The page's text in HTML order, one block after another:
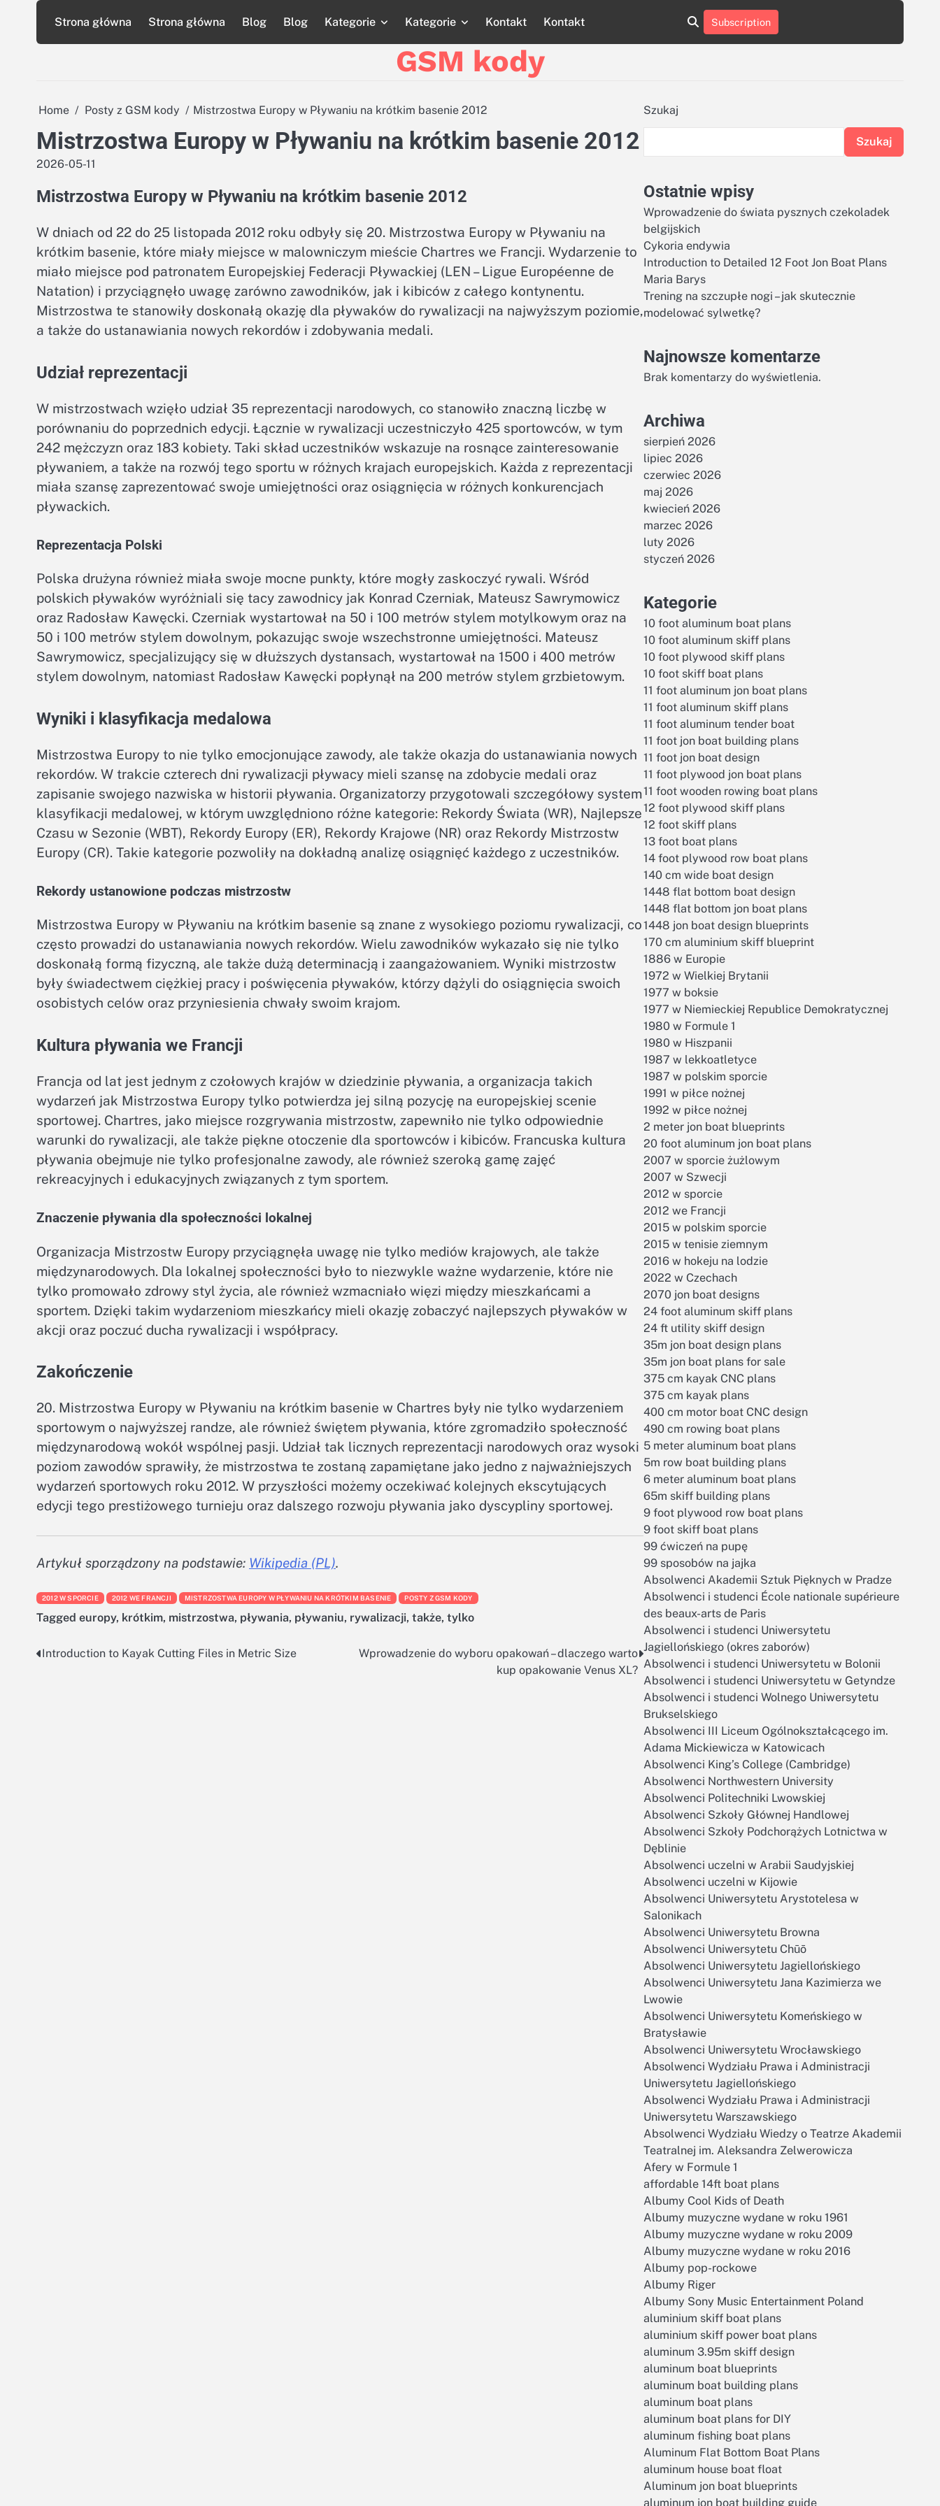
content
Strona główna Strona główna Blog Blog Kategorie Kategorie Kontakt Kontakt
główna
główna
aluminumboatplans.com
ujednoznaczniające
aluminumboatplans.com
Kontakt
Kontakt
Subscription
GSM kody
Home Posty z GSM kody Mistrzostwa Europy w Pływaniu na krótkim basenie 2012
Mistrzostwa Europy w Pływaniu na krótkim basenie 2012
2026-05-11
Mistrzostwa Europy w Pływaniu na krótkim basenie 2012
W dniach od 22 do 25 listopada 2012 roku odbyły się 20. Mistrzostwa Europy w Pływaniu na
krótkim basenie, które miały miejsce w malowniczym mieście Chartres we Francji. Wydarzenie to
miało miejsce pod patronatem Europejskiej Federacji Pływackiej (LEN – Ligue Européenne de
Natation) i przyciągnęło uwagę zarówno zawodników, jak i kibiców z całego kontynentu.
Mistrzostwa te stanowiły doskonałą okazję dla pływaków do rywalizacji na najwyższym poziomie,
a także do ustanawiania nowych rekordów i zdobywania medali.
Udział reprezentacji
W mistrzostwach wzięło udział 35 reprezentacji narodowych, co stanowiło znaczną liczbę w
porównaniu do poprzednich edycji. Łącznie w rywalizacji uczestniczyło 425 sportowców, w tym
242 mężczyzn oraz 183 kobiety. Taki skład uczestników wskazuje na rosnące zainteresowanie
pływaniem, a także na rozwój tego sportu w różnych krajach europejskich. Każda z reprezentacji
miała szansę zaprezentować swoje umiejętności oraz osiągnięcia w różnych konkurencjach
pływackich.
Reprezentacja Polski
Polska drużyna również miała swoje mocne punkty, które mogły zaskoczyć rywali. Wśród
polskich pływaków wyróżniali się tacy zawodnicy jak Konrad Czerniak, Mateusz Sawrymowicz
oraz Radosław Kawęcki. Czerniak wystartował na 50 i 100 metrów stylem motylkowym oraz na
50 i 100 metrów stylem dowolnym, pokazując swoje wszechstronne umiejętności. Mateusz
Sawrymowicz, specjalizujący się w dłuższych dystansach, wystartował na 1500 i 400 metrów
stylem dowolnym, natomiast Radosław Kawęcki popłynął na 200 metrów stylem grzbietowym.
Wyniki i klasyfikacja medalowa
Mistrzostwa Europy to nie tylko emocjonujące zawody, ale także okazja do ustanawiania nowych
rekordów. W trakcie czterech dni rywalizacji pływacy mieli szansę na zdobycie medali oraz
zapisanie swojego nazwiska w historii pływania. Organizatorzy przygotowali szczegółowy system
klasyfikacji medalowej, w którym uwzględniono różne kategorie: Rekordy Świata (WR), Najlepsze
Czasu w Sezonie (WBT), Rekordy Europy (ER), Rekordy Krajowe (NR) oraz Rekordy Mistrzostw
Europy (CR). Takie kategorie pozwoliły na dokładną analizę osiągnięć każdego z uczestników.
Rekordy ustanowione podczas mistrzostw
Mistrzostwa Europy w Pływaniu na krótkim basenie są znane z wysokiego poziomu rywalizacji, co
często prowadzi do ustanawiania nowych rekordów. Wielu zawodników wykazało się nie tylko
doskonałą formą fizyczną, ale także dużą determinacją i zaangażowaniem. Wyniki mistrzostw
były świadectwem ciężkiej pracy i poświęcenia pływaków, którzy dążyli do osiągnięcia swoich
osobistych celów oraz przyniesienia chwały swoim krajom.
Kultura pływania we Francji
Francja od lat jest jednym z czołowych krajów w dziedzinie pływania, a organizacja takich
wydarzeń jak Mistrzostwa Europy tylko potwierdza jej silną pozycję na europejskiej scenie
sportowej. Chartres, jako miejsce rozgrywania mistrzostw, zapewniło nie tylko odpowiednie
warunki do rywalizacji, ale także piękne otoczenie dla sportowców i kibiców. Francuska kultura
pływania obejmuje nie tylko profesjonalne zawody, ale również szeroką gamę zajęć
rekreacyjnych i edukacyjnych związanych z tym sportem.
Znaczenie pływania dla społeczności lokalnej
Organizacja Mistrzostw Europy przyciągnęła uwagę nie tylko mediów krajowych, ale także
międzynarodowych. Dla lokalnej społeczności było to niezwykle ważne wydarzenie, które nie
tylko promowało zdrowy styl życia, ale również wzmacniało więzi między mieszkańcami a
sportem. Dzięki takim wydarzeniom mieszkańcy mieli okazję zobaczyć najlepszych pływaków w
akcji oraz poczuć ducha rywalizacji i współpracy.
Zakończenie
20. Mistrzostwa Europy w Pływaniu na krótkim basenie w Chartres były nie tylko wydarzeniem
sportowym o najwyższej randze, ale również świętem pływania, które zgromadziło społeczność
międzynarodową wokół wspólnej pasji. Udział tak licznych reprezentacji narodowych oraz wysoki
poziom zawodów sprawiły, że mistrzostwa te zostaną zapamiętane jako jedno z najważniejszych
wydarzeń sportowych roku 2012. W przyszłości możemy oczekiwać kolejnych ekscytujących
edycji tego prestiżowego turnieju oraz dalszego rozwoju pływania jako dyscypliny sportowej.
Artykuł sporządzony na podstawie: Wikipedia (PL).
2012 W SPORCIE 2012 WE FRANCJI MISTRZOSTWA EUROPY W PŁYWANIU NA KRÓTKIM BASENIE POSTY Z GSM KODY
Tagged europy, krótkim, mistrzostwa, pływania, pływaniu, rywalizacji, także, tylko
Nawigacja
Introduction to Kayak Cutting Files in Metric Size
Wprowadzenie do wyboru opakowań – dlaczego warto
kup opakowanie Venus XL?
Szukaj
Szukaj
Ostatnie wpisy
Wprowadzenie do świata pysznych czekoladek
belgijskich
Cykoria endywia
Introduction to Detailed 12 Foot Jon Boat Plans
Maria Barys
Trening na szczupłe nogi – jak skutecznie
modelować sylwetkę?
Najnowsze komentarze
Brak komentarzy do wyświetlenia.
Archiwa
sierpień 2026
lipiec 2026
czerwiec 2026
maj 2026
kwiecień 2026
marzec 2026
luty 2026
styczeń 2026
Kategorie
10 foot aluminum boat plans
10 foot aluminum skiff plans
10 foot plywood skiff plans
10 foot skiff boat plans
11 foot aluminum jon boat plans
11 foot aluminum skiff plans
11 foot aluminum tender boat
11 foot jon boat building plans
11 foot jon boat design
11 foot plywood jon boat plans
11 foot wooden rowing boat plans
12 foot plywood skiff plans
12 foot skiff plans
13 foot boat plans
14 foot plywood row boat plans
140 cm wide boat design
1448 flat bottom boat design
1448 flat bottom jon boat plans
1448 jon boat design blueprints
170 cm aluminium skiff blueprint
1886 w Europie
1972 w Wielkiej Brytanii
1977 w boksie
1977 w Niemieckiej Republice Demokratycznej
1980 w Formule 1
1980 w Hiszpanii
1987 w lekkoatletyce
1987 w polskim sporcie
1991 w piłce nożnej
1992 w piłce nożnej
2 meter jon boat blueprints
20 foot aluminum jon boat plans
2007 w sporcie żużlowym
2007 w Szwecji
2012 w sporcie
2012 we Francji
2015 w polskim sporcie
2015 w tenisie ziemnym
2016 w hokeju na lodzie
2022 w Czechach
2070 jon boat designs
24 foot aluminum skiff plans
24 ft utility skiff design
35m jon boat design plans
35m jon boat plans for sale
375 cm kayak CNC plans
375 cm kayak plans
400 cm motor boat CNC design
490 cm rowing boat plans
5 meter aluminum boat plans
5m row boat building plans
6 meter aluminum boat plans
65m skiff building plans
9 foot plywood row boat plans
9 foot skiff boat plans
99 ćwiczeń na pupę
99 sposobów na jajka
Absolwenci Akademii Sztuk Pięknych w Pradze
Absolwenci i studenci École nationale supérieure
des beaux-arts de Paris
Absolwenci i studenci Uniwersytetu
Jagiellońskiego (okres zaborów)
Absolwenci i studenci Uniwersytetu w Bolonii
Absolwenci i studenci Uniwersytetu w Getyndze
Absolwenci i studenci Wolnego Uniwersytetu
Brukselskiego
Absolwenci III Liceum Ogólnokształcącego im.
Adama Mickiewicza w Katowicach
Absolwenci King’s College (Cambridge)
Absolwenci Northwestern University
Absolwenci Politechniki Lwowskiej
Absolwenci Szkoły Głównej Handlowej
Absolwenci Szkoły Podchorążych Lotnictwa w
Dęblinie
Absolwenci uczelni w Arabii Saudyjskiej
Absolwenci uczelni w Kijowie
Absolwenci Uniwersytetu Arystotelesa w
Salonikach
Absolwenci Uniwersytetu Browna
Absolwenci Uniwersytetu Chūō
Absolwenci Uniwersytetu Jagiellońskiego
Absolwenci Uniwersytetu Jana Kazimierza we
Lwowie
Absolwenci Uniwersytetu Komeńskiego w
Bratysławie
Absolwenci Uniwersytetu Wrocławskiego
Absolwenci Wydziału Prawa i Administracji
Uniwersytetu Jagiellońskiego
Absolwenci Wydziału Prawa i Administracji
Uniwersytetu Warszawskiego
Absolwenci Wydziału Wiedzy o Teatrze Akademii
Teatralnej im. Aleksandra Zelwerowicza
Afery w Formule 1
affordable 14ft boat plans
Albumy Cool Kids of Death
Albumy muzyczne wydane w roku 1961
Albumy muzyczne wydane w roku 2009
Albumy muzyczne wydane w roku 2016
Albumy pop-rockowe
Albumy Riger
Albumy Sony Music Entertainment Poland
aluminium skiff boat plans
aluminium skiff power boat plans
aluminum 3.95m skiff design
aluminum boat blueprints
aluminum boat building plans
aluminum boat plans
aluminum boat plans for DIY
aluminum fishing boat plans
Aluminum Flat Bottom Boat Plans
aluminum house boat float
Aluminum jon boat blueprints
aluminum jon boat building guide